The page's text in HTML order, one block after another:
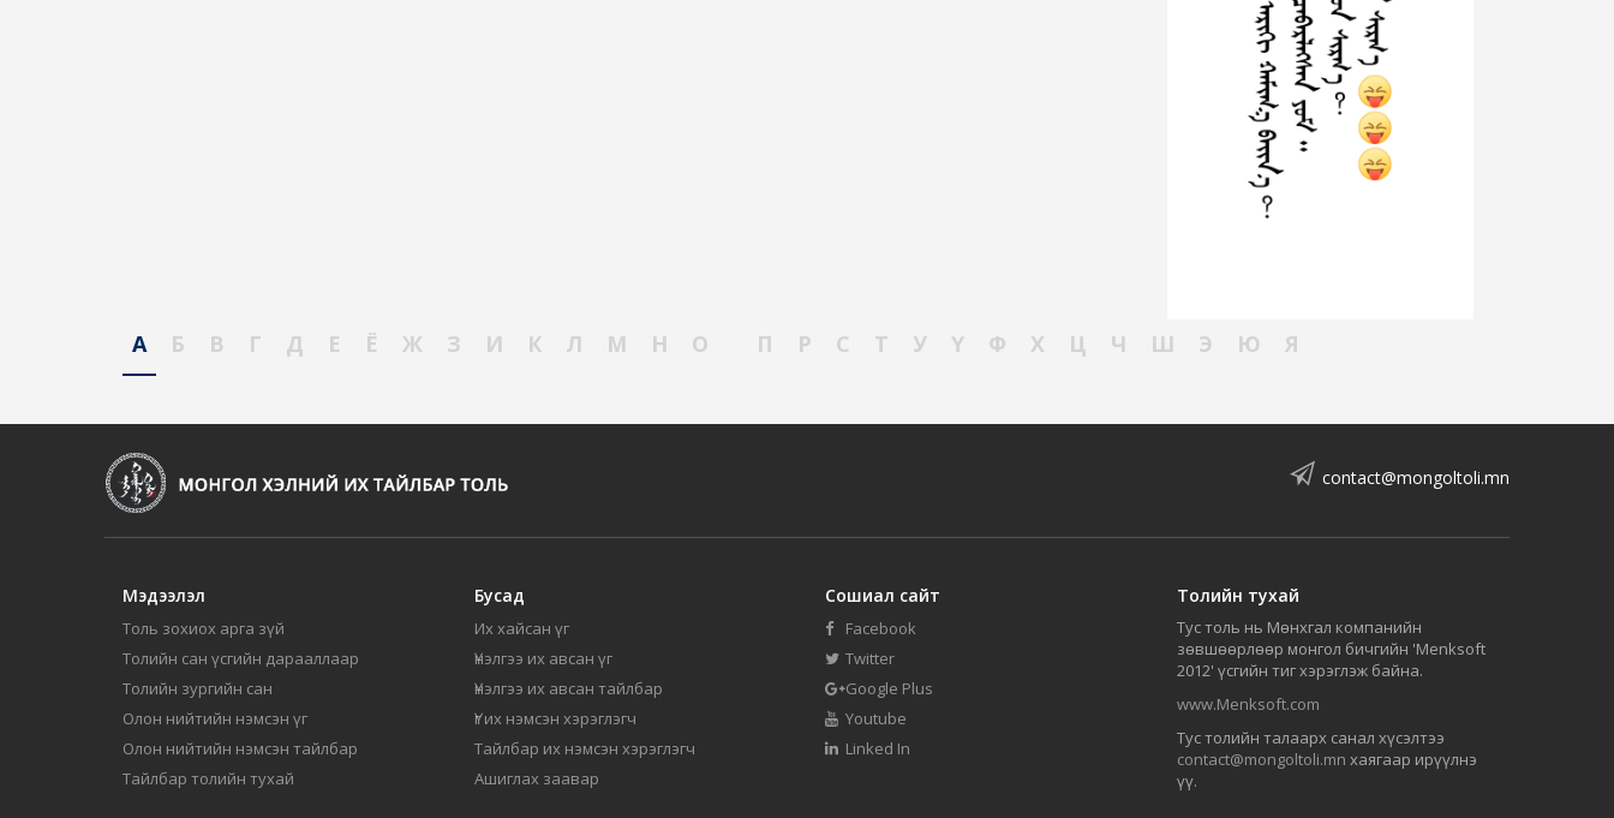
А Б В Г Д Е Ё Ж З И К Л М Н О П Р С Т У Ү Ф Х Ц Ч Ш Э Ю Я
contact@mongoltoli.mn
Мэдээлэл
Толь зохиох арга зүй
Толийн сан үсгийн дарааллаар
Толийн зургийн сан
Олон нийтийн нэмсэн үг
Олон нийтийн нэмсэн тайлбар
Тайлбар толийн тухай
Бусад
Их хайсан үг
Үнэлгээ их авсан үг
Үнэлгээ их авсан тайлбар
Үг их нэмсэн хэрэглэгч
Тайлбар их нэмсэн хэрэглэгч
Ашиглах заавар
Сошиал сайт
Facebook
Twitter
Google Plus
Youtube
Linked In
Толийн тухай
Тус толь нь Мөнхгал компанийн
зөвшөөрлөөр монгол бичгийн 'Menksoft
2012' үсгийн тиг хэрэглэж байна.
www.Menksoft.com
Тус толийн талаарх санал хүсэлтээ
contact@mongoltoli.mn хаягаар ирүүлнэ
үү.